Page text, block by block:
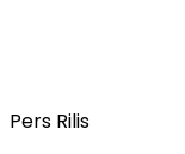
Pers Rilis